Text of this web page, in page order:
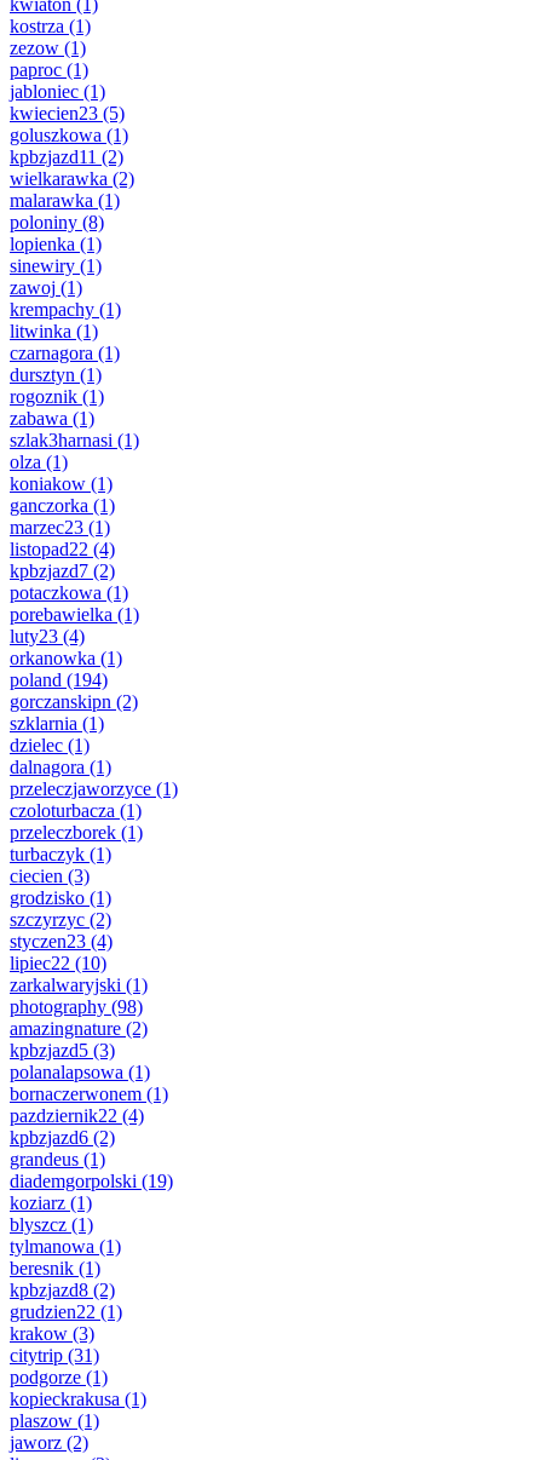
kwiaton (1)
kostrza (1)
zezow (1)
paproc (1)
jabloniec (1)
kwiecien23 (5)
goluszkowa (1)
kpbzjazd11 (2)
wielkarawka (2)
malarawka (1)
poloniny (8)
lopienka (1)
sinewiry (1)
zawoj (1)
krempachy (1)
litwinka (1)
czarnagora (1)
dursztyn (1)
rogoznik (1)
zabawa (1)
szlak3harnasi (1)
olza (1)
koniakow (1)
ganczorka (1)
marzec23 (1)
listopad22 (4)
kpbzjazd7 (2)
potaczkowa (1)
porebawielka (1)
luty23 (4)
orkanowka (1)
poland (194)
gorczanskipn (2)
szklarnia (1)
dzielec (1)
dalnagora (1)
przeleczjaworzyce (1)
czoloturbacza (1)
przeleczborek (1)
turbaczyk (1)
ciecien (3)
grodzisko (1)
szczyrzyc (2)
styczen23 (4)
lipiec22 (10)
zarkalwaryjski (1)
photography (98)
amazingnature (2)
kpbzjazd5 (3)
polanalapsowa (1)
bornaczerwonem (1)
pazdziernik22 (4)
kpbzjazd6 (2)
grandeus (1)
diademgorpolski (19)
koziarz (1)
blyszcz (1)
tylmanowa (1)
beresnik (1)
kpbzjazd8 (2)
grudzien22 (1)
krakow (3)
citytrip (31)
podgorze (1)
kopieckrakusa (1)
plaszow (1)
jaworz (2)